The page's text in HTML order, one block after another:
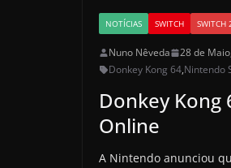
NOTÍCIAS SWITCH SWITCH
Nuno Nêveda 28 de
Donkey Kong 64,Nintendo
Donkey
Online
A Nintendo anunciou